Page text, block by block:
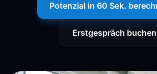
Potenzial in 60 Sek.
Erstgespräch buchen